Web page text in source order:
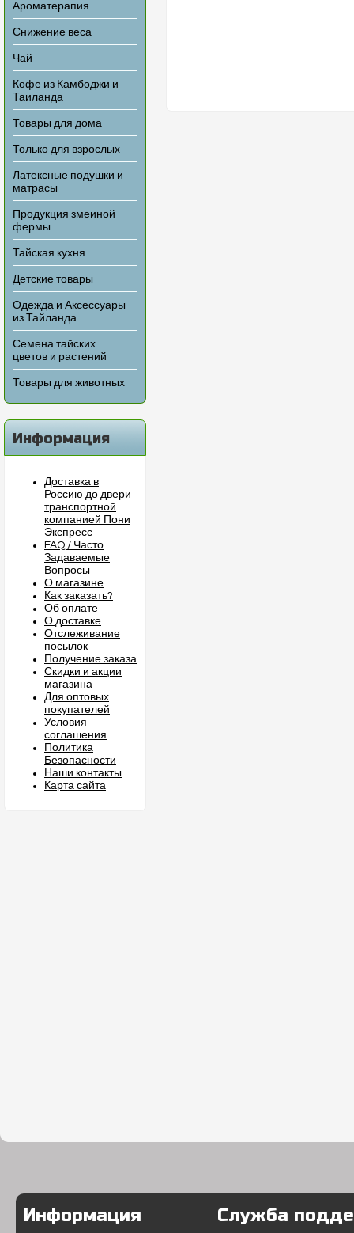
Ароматерапия
Снижение веса
Чай
Кофе из Камбоджи и
Таиланда
Товары для дома
Только для взрослых
Латексные подушки и
матрасы
Продукция змеиной
фермы
Тайская кухня
Детские товары
Одежда и Аксессуары
из Тайланда
Семена тайских
цветов и растений
Товары для животных
Информация
Доставка в
Россию до двери
транспортной
компанией Пони
Экспресс
FAQ / Часто
Задаваемые
Вопросы
О магазине
Как заказать?
Об оплате
О доставке
Отслеживание
посылок
Получение заказа
Скидки и акции
магазина
Для оптовых
покупателей
Условия
соглашения
Политика
Безопасности
Наши контакты
Карта сайта
Информация Служба